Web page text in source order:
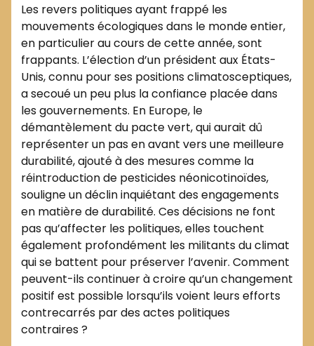
Les revers politiques ayant frappé les
mouvements écologiques dans le monde entier,
en particulier au cours de cette année, sont
frappants. L’élection d’un président aux États-
Unis, connu pour ses positions climatosceptiques,
a secoué un peu plus la confiance placée dans
les gouvernements. En Europe, le
démantèlement du pacte vert, qui aurait dû
représenter un pas en avant vers une meilleure
durabilité, ajouté à des mesures comme la
réintroduction de pesticides néonicotinoïdes,
souligne un déclin inquiétant des engagements
en matière de durabilité. Ces décisions ne font
pas qu’affecter les politiques, elles touchent
également profondément les militants du climat
qui se battent pour préserver l’avenir. Comment
peuvent-ils continuer à croire qu’un changement
positif est possible lorsqu’ils voient leurs efforts
contrecarrés par des actes politiques
contraires ?